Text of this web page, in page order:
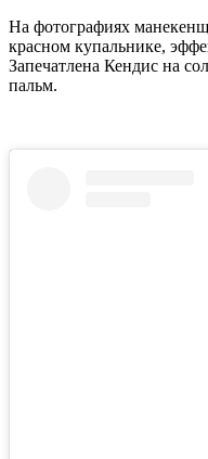
На фотографиях
красном купальнике,
Запечатлена Кендис на
пальм.